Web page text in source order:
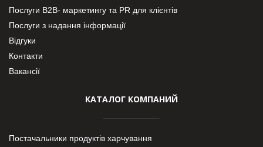
Послуги В2В- маркетингу та PR для клієнтів
Послуги з надання інформації
Відгуки
Контакти
Вакансії
КАТАЛОГ КОМПАНИЙ
Постачальники продуктів харчування